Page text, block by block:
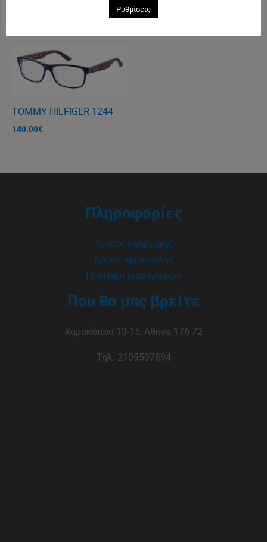
148.00
TOMMY HILFIGER 1244
140.00€
Πληροφορίες
Τρόποι πληρωμής
Τρόποι αποστολής
Πολιτική επιστροφών
Που θα μας βρείτε
Χαροκόπου 13-15, Αθήνα 176 72
Τηλ. 2109597894
Ρυθμίσεις